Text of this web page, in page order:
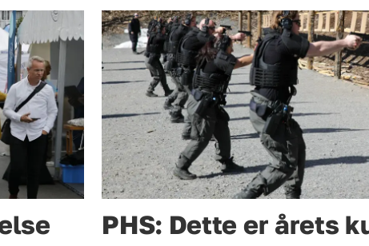
PHS: Dette er årets